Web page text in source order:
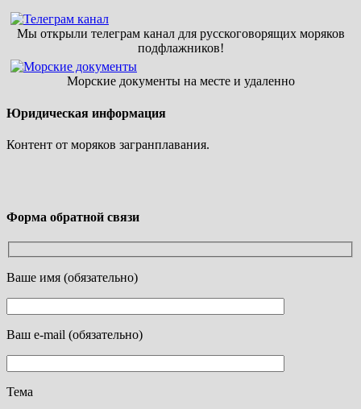
Мы открыли телеграм канал для русскоговорящих моряков
подфлажников!
Морские документы на месте и удаленно
Юридическая информация
Контент от моряков загранплавания.
Форма обратной связи
Ваше имя (обязательно)
Ваш e-mail (обязательно)
Тема